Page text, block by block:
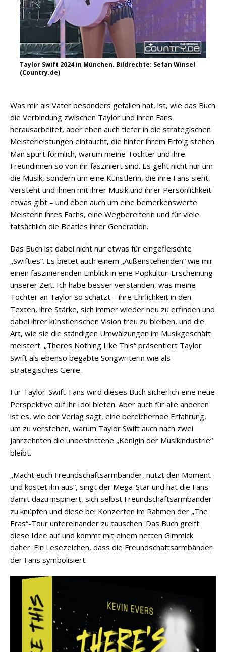
Taylor Swift 2024 in München. Bildrechte: Sefan Winsel
(Country.de)
Was mir als Vater besonders gefallen hat, ist, wie das Buch
die Verbindung zwischen Taylor und ihren Fans
herausarbeitet, aber eben auch tiefer in die strategischen
Meisterleistungen eintaucht, die hinter ihrem Erfolg stehen.
Man spürt förmlich, warum meine Tochter und ihre
Freundinnen so von ihr fasziniert sind. Es geht nicht nur um
die Musik, sondern um eine Künstlerin, die ihre Fans sieht,
versteht und ihnen mit ihrer Musik und ihrer Persönlichkeit
etwas gibt – und eben auch um eine bemerkenswerte
Meisterin ihres Fachs, eine Wegbereiterin und für viele
tatsächlich die Beatles ihrer Generation.
Das Buch ist dabei nicht nur etwas für eingefleischte
„Swifties“. Es bietet auch einem „Außenstehenden“ wie mir
einen faszinierenden Einblick in eine Popkultur-Erscheinung
unserer Zeit. Ich habe besser verstanden, was meine
Tochter an Taylor so schätzt – ihre Ehrlichkeit in den
Texten, ihre Stärke, sich immer wieder neu zu erfinden und
dabei ihrer künstlerischen Vision treu zu bleiben, und die
Art, wie sie die ständigen Umwälzungen im Musikgeschäft
meistert. „Theres Nothing Like This“ präsentiert Taylor
Swift als ebenso begabte Songwriterin wie als
strategisches Genie.
Für Taylor-Swift-Fans wird dieses Buch sicherlich eine neue
Perspektive auf ihr Idol bieten. Aber auch für alle anderen
ist es, wie der Verlag sagt, eine bereichernde Erfahrung,
um zu verstehen, warum Taylor Swift auch nach zwei
Jahrzehnten die unbestrittene „Königin der Musikindustrie“
bleibt.
„Macht euch Freundschaftsarmbänder, nutzt den Moment
und kostet ihn aus“, singt der Mega-Star und hat die Fans
damit dazu inspiriert, sich selbst Freundschaftsarmbänder
zu knüpfen und diese bei Konzerten im Rahmen der „The
Eras“-Tour untereinander zu tauschen. Das Buch greift
diese Idee auf und kommt mit einem netten Gimmick
daher. Ein Lesezeichen, dass die Freundschaftsarmbänder
der Fans symbolisiert.